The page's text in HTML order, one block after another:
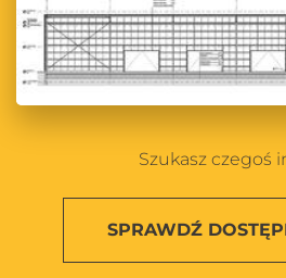
Szukasz czegoś
SPRAWDŹ